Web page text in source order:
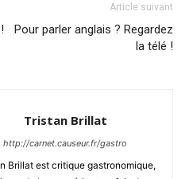
Article suivant
Pour parler anglais ? Regardez
la télé !
Tristan Brillat
http://carnet.causeur.fr/gastro
Brillat est critique gastronomique,